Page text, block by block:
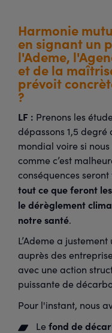
Harmonie
en signant un
l'Ademe,
et de la
prévoit
?
LF : Prenons les
dépassons 1,5
mondial voire si
comme c’est
conséquences
tout ce que feront
le dérèglement
notre santé.
L’Ademe a
auprès des
avec une action
puissante de
Pour l'instant, nous
Lefond de